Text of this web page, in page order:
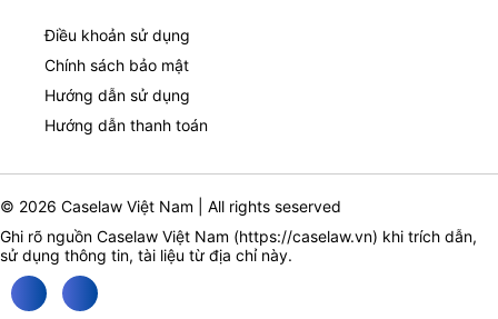
Điều khoản sử dụng
Chính sách bảo mật
Hướng dẫn sử dụng
Hướng dẫn thanh toán
© 2026 Caselaw Việt Nam | All rights seserved
Ghi rõ nguồn Caselaw Việt Nam (https://caselaw.vn) khi trích dẫn,
sử dụng thông tin, tài liệu từ địa chỉ này.